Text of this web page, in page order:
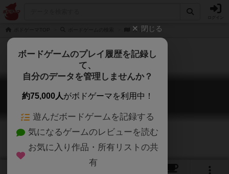
カリブ
カリブ
Caribbean / Karibik
閉じる
ボードゲームのプレイ履歴を記録し
て、
自分のデータを管理しませんか？
約75,000人がボドゲーマを利用中！
遊んだボードゲームを記録する
気になるゲームのレビューを読む
お気に入り作品・所有リストの共
有